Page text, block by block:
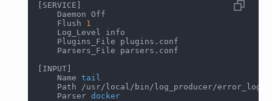
SERVICE
    Daemon Off
    Flush
1
    Log_Level info
    Plugins_File plugins.conf
    Parsers_File parsers.conf
INPUT
    Name
tail
Path /usr/local/bin/log_producer/
    Parser
docker